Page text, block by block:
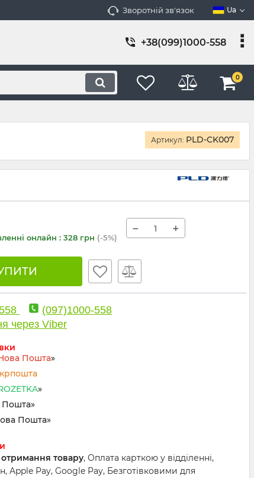
Зворотній зв'язок Ua
+38(099)1000-558
0
Артикул: PLD-CK007
онлайн : 328 грн (-5%)
− +
КУПИТИ
(097)1000-558
через Viber
Пошта»
»
Пошта»
Пошта»
товару, Оплата карткою у відділенні,
Apple Pay, Google Pay, Безготівковими для